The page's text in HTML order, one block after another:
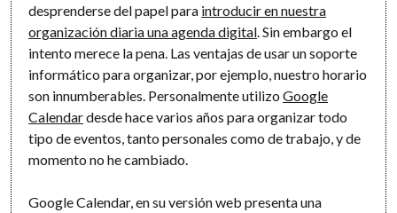
desprenderse del papel para introducir en nuestra
organización diaria una agenda digital . Sin embargo el
intento merece la pena. Las ventajas de usar un soporte
informático para organizar, por ejemplo, nuestro horario
son innumberables. Personalmente utilizoGoogle
Calendardesde hace varios años para organizar todo
tipo de eventos, tanto personales como de trabajo, y de
momento no he cambiado.
Google Calendar, en su versión web presenta una